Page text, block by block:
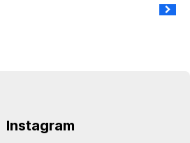
Instagram